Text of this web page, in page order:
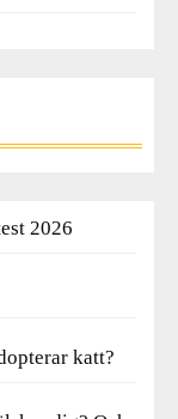
2026
katt?